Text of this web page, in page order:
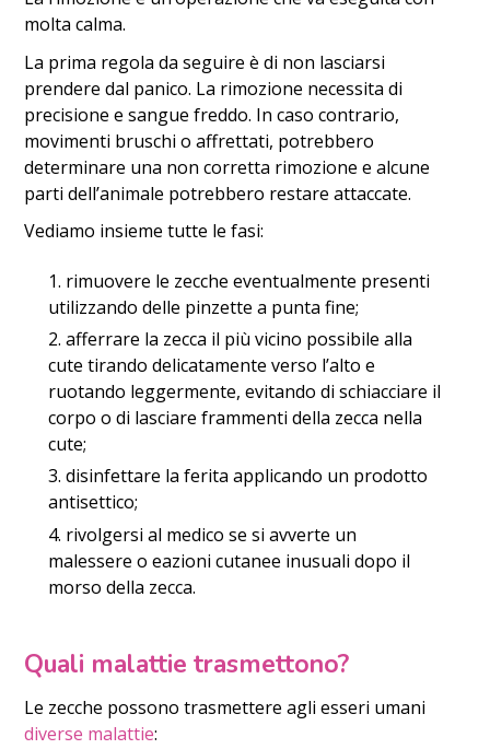
molta calma.
La prima regola da seguire è di non lasciarsi
prendere dal panico. La rimozione necessita di
precisione e sangue freddo. In caso contrario,
movimenti bruschi o affrettati, potrebbero
determinare una non corretta rimozione e alcune
parti dell’animale potrebbero restare attaccate.
Vediamo insieme tutte le fasi:
rimuovere le zecche eventualmente presenti
utilizzando delle pinzette a punta fine;
afferrare la zecca il più vicino possibile alla
cute tirando delicatamente verso l’alto e
ruotando leggermente, evitando di schiacciare il
corpo o di lasciare frammenti della zecca nella
cute;
disinfettare la ferita applicando un prodotto
antisettico;
rivolgersi al medico se si avverte un
malessere o eazioni cutanee inusuali dopo il
morso della zecca.
Quali malattie trasmettono?
Le zecche possono trasmettere agli esseri umani
diverse malattie: